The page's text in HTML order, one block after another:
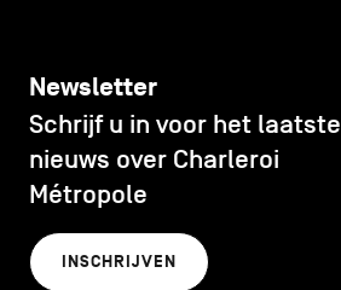
Newsletter
Schrijf u in voor het laatste
nieuws over Charleroi
Métropole
INSCHRIJVEN